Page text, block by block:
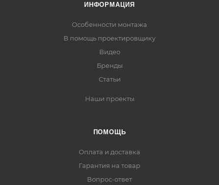
ИНФОРМАЦИЯ
Особенности монтажа
В помощь проектировщику
Видео
Бренды
Статьи
Наши проекты
ПОМОЩЬ
Оплата и доставка
Гарантия на товар
Вопрос-ответ